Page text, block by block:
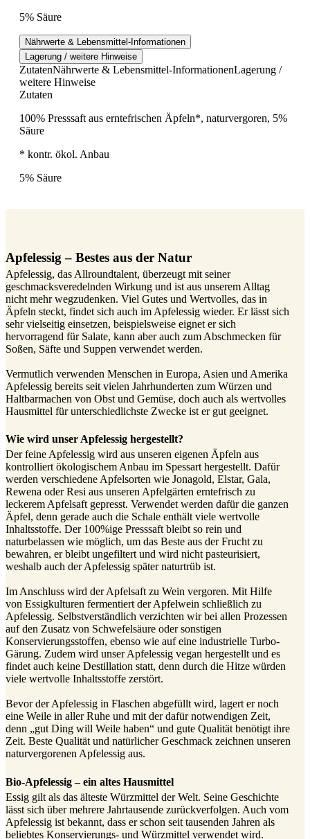
5% Säure
Nährwerte & Lebensmittel-Informationen
Lagerung / weitere Hinweise
ZutatenNährwerte & Lebensmittel-InformationenLagerung /
weitere Hinweise
Zutaten
100% Presssaft aus erntefrischen Äpfeln*, naturvergoren, 5%
Säure
* kontr. ökol. Anbau
5% Säure
Apfelessig – Bestes aus der Natur
Apfelessig, das Allroundtalent, überzeugt mit seiner
geschmacksveredelnden Wirkung und ist aus unserem Alltag
nicht mehr wegzudenken. Viel Gutes und Wertvolles, das in
Äpfeln steckt, findet sich auch im Apfelessig wieder. Er lässt sich
sehr vielseitig einsetzen, beispielsweise eignet er sich
hervorragend für Salate, kann aber auch zum Abschmecken für
Soßen, Säfte und Suppen verwendet werden.
Vermutlich verwenden Menschen in Europa, Asien und Amerika
Apfelessig bereits seit vielen Jahrhunderten zum Würzen und
Haltbarmachen von Obst und Gemüse, doch auch als wertvolles
Hausmittel für unterschiedlichste Zwecke ist er gut geeignet.
Wie wird unser Apfelessig hergestellt?
Der feine Apfelessig wird aus unseren eigenen Äpfeln aus
kontrolliert ökologischem Anbau im Spessart hergestellt. Dafür
werden verschiedene Apfelsorten wie Jonagold, Elstar, Gala,
Rewena oder Resi aus unseren Apfelgärten erntefrisch zu
leckerem Apfelsaft gepresst. Verwendet werden dafür die ganzen
Äpfel, denn gerade auch die Schale enthält viele wertvolle
Inhaltsstoffe. Der 100%ige Presssaft bleibt so rein und
naturbelassen wie möglich, um das Beste aus der Frucht zu
bewahren, er bleibt ungefiltert und wird nicht pasteurisiert,
weshalb auch der Apfelessig später naturtrüb ist.
Im Anschluss wird der Apfelsaft zu Wein vergoren. Mit Hilfe
von Essigkulturen fermentiert der Apfelwein schließlich zu
Apfelessig. Selbstverständlich verzichten wir bei allen Prozessen
auf den Zusatz von Schwefelsäure oder sonstigen
Konservierungsstoffen, ebenso wie auf eine industrielle Turbo-
Gärung. Zudem wird unser Apfelessig vegan hergestellt und es
findet auch keine Destillation statt, denn durch die Hitze würden
viele wertvolle Inhaltsstoffe zerstört.
Bevor der Apfelessig in Flaschen abgefüllt wird, lagert er noch
eine Weile in aller Ruhe und mit der dafür notwendigen Zeit,
denn „gut Ding will Weile haben“ und gute Qualität benötigt ihre
Zeit. Beste Qualität und natürlicher Geschmack zeichnen unseren
naturvergorenen Apfelessig aus.
Bio-Apfelessig – ein altes Hausmittel
Essig gilt als das älteste Würzmittel der Welt. Seine Geschichte
lässt sich über mehrere Jahrtausende zurückverfolgen. Auch vom
Apfelessig ist bekannt, dass er schon seit tausenden Jahren als
beliebtes Konservierungs- und Würzmittel verwendet wird.